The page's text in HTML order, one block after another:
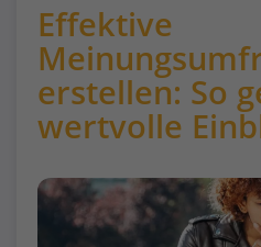
Effektive
erstellen: So
wertvolle